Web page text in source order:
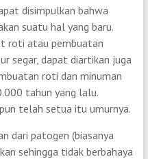
disimpulkan bahwa
suatu hal yang baru.
roti atau pembuatan
segar, dapat diartikan juga
roti dan minuman
tahun yang lalu.
telah setua itu umurnya.
dari patogen (biasanya
sehingga tidak berbahaya